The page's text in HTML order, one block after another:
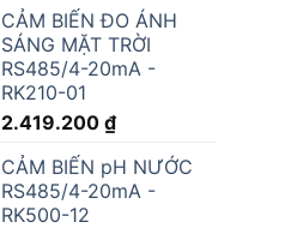
CẢM BIẾN ĐO ÁNH
SÁNG MẶT TRỜI
RS485/4-20mA -
RK210-01
2.419.200 ₫
CẢM BIẾN pH NƯỚC
RS485/4-20mA -
RK500-12